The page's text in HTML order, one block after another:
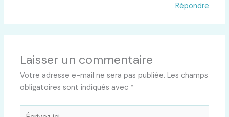
Répondre
Laisser un commentaire
Votre adresse e-mail ne sera pas publiée. Les champs
obligatoires sont indiqués avec *
Écrivez